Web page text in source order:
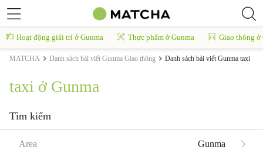
Hoạt động giải trí ở Gunma Thực phẩm ở Gunma Giao thông ở
MATCHA Danh sách bài viết Gunma Giao thông Danh sách bài viết Gunma taxi
taxi ở Gunma
Tìm kiếm
Area Gunma